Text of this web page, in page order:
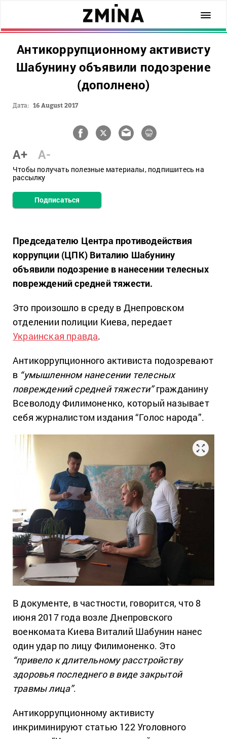
Антикоррупционному активисту
Шабунину объявили подозрение
(дополнено)
Дата: 16 August 2017
A+ A-
Чтобы получать полезные материалы, подпишитесь на
рассылку
Подписаться
Председателю Центра противодействия
коррупции (ЦПК) Виталию Шабунину
объявили подозрение в нанесении телесных
повреждений средней тяжести.
Это произошло в среду в Днепровском
отделении полиции Киева, передает
Украинская правда.
Антикоррупционного активиста подозревают
в “умышленном нанесении телесных
повреждений средней тяжести”гражданину
Всеволоду Филимоненко, который называет
себя журналистом издания “Голос народа”.
В документе, в частности, говорится, что 8
июня 2017 года возле Днепровского
военкомата Киева Виталий Шабунин нанес
один удар по лицу Филимоненко. Это
“привело к длительному расстройству
здоровья последнего в виде закрытой
травмы лица”.
Антикоррупционному активисту
инкриминируют статью 122 Уголовного